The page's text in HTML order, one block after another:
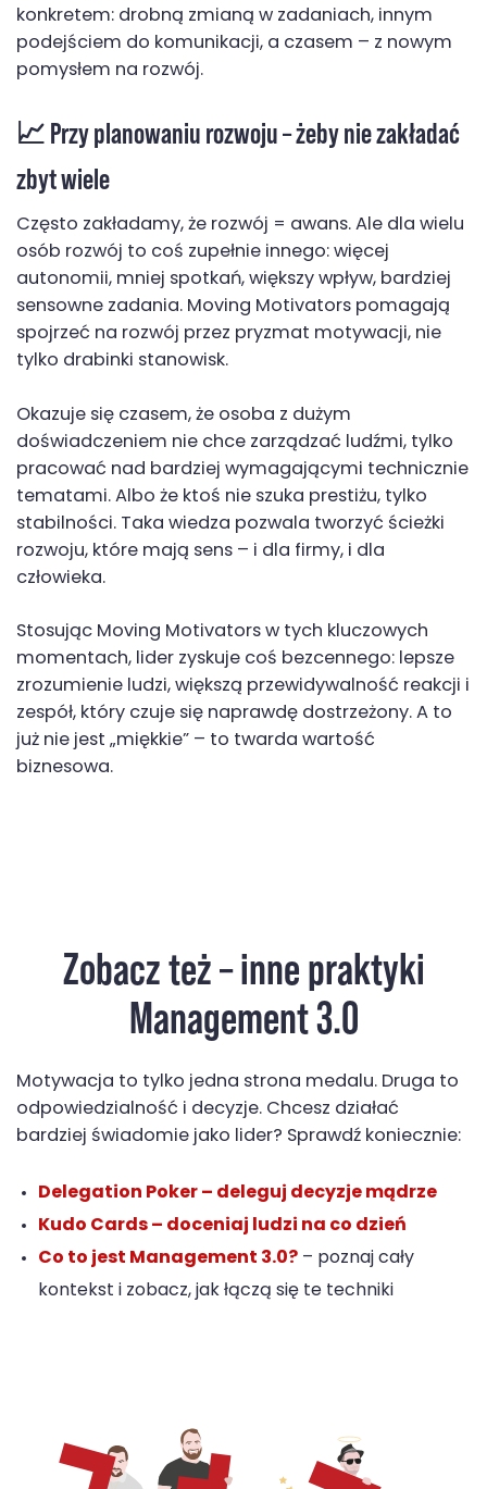
konkretem: drobną zmianą w zadaniach, innym
podejściem do komunikacji, a czasem – z nowym
pomysłem na rozwój.
📈 Przy planowaniu rozwoju – żeby nie zakładać
zbyt wiele
Często zakładamy, że rozwój = awans. Ale dla wielu
osób rozwój to coś zupełnie innego: więcej
autonomii, mniej spotkań, większy wpływ, bardziej
sensowne zadania. Moving Motivators pomagają
spojrzeć na rozwój przez pryzmat motywacji, nie
tylko drabinki stanowisk.
Okazuje się czasem, że osoba z dużym
doświadczeniem nie chce zarządzać ludźmi, tylko
pracować nad bardziej wymagającymi technicznie
tematami. Albo że ktoś nie szuka prestiżu, tylko
stabilności. Taka wiedza pozwala tworzyć ścieżki
rozwoju, które mają sens – i dla firmy, i dla
człowieka.
Stosując Moving Motivators w tych kluczowych
momentach, lider zyskuje coś bezcennego: lepsze
zrozumienie ludzi, większą przewidywalność reakcji i
zespół, który czuje się naprawdę dostrzeżony. A to
już nie jest „miękkie” – to twarda wartość
biznesowa.
Zobacz też – inne praktyki
Management 3.0
Motywacja to tylko jedna strona medalu. Druga to
odpowiedzialność i decyzje. Chcesz działać
bardziej świadomie jako lider? Sprawdź koniecznie:
Delegation Poker – deleguj decyzje mądrze
Kudo Cards – doceniaj ludzi na co dzień
Co to jest Management 3.0? – poznaj cały
kontekst i zobacz, jak łączą się te techniki